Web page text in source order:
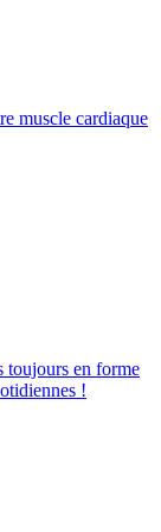
muscle cardiaque
toujours en forme
!